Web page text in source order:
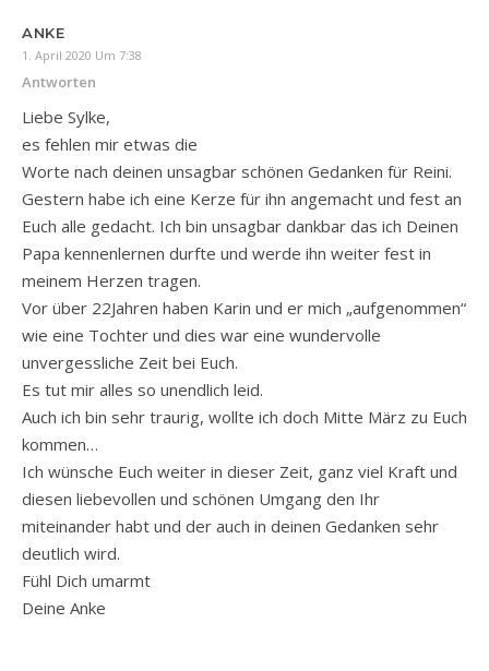
ANKE
1. April 2020 Um 7:38
Antworten
Liebe Sylke,
es fehlen mir etwas die
Worte nach deinen unsagbar schönen Gedanken für Reini.
Gestern habe ich eine Kerze für ihn angemacht und fest an
Euch alle gedacht. Ich bin unsagbar dankbar das ich Deinen
Papa kennenlernen durfte und werde ihn weiter fest in
meinem Herzen tragen.
Vor über 22Jahren haben Karin und er mich „aufgenommen“
wie eine Tochter und dies war eine wundervolle
unvergessliche Zeit bei Euch.
Es tut mir alles so unendlich leid.
Auch ich bin sehr traurig, wollte ich doch Mitte März zu Euch
kommen…
Ich wünsche Euch weiter in dieser Zeit, ganz viel Kraft und
diesen liebevollen und schönen Umgang den Ihr
miteinander habt und der auch in deinen Gedanken sehr
deutlich wird.
Fühl Dich umarmt
Deine Anke